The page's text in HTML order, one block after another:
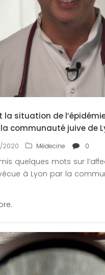
la situation de
communauté juive de
2020 Médecine 0
quelques mots sur
à Lyon par la